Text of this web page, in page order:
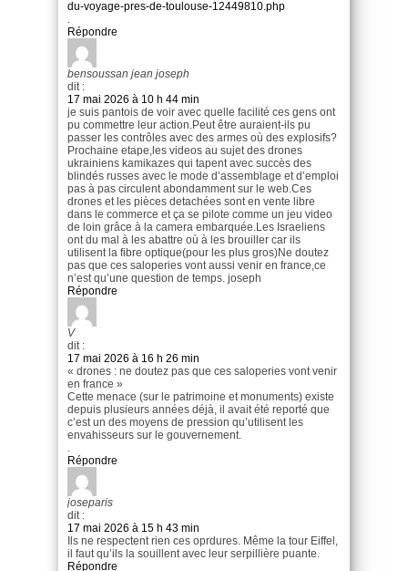
du-voyage-pres-de-toulouse-12449810.php
.
Répondre
bensoussan jean joseph
dit :
17 mai 2026 à 10 h 44 min
je suis pantois de voir avec quelle facilité ces gens ont
pu commettre leur action.Peut être auraient-ils pu
passer les contrôles avec des armes où des explosifs?
Prochaine etape,les videos au sujet des drones
ukrainiens kamikazes qui tapent avec succès des
blindés russes avec le mode d’assemblage et d’emploi
pas à pas circulent abondamment sur le web.Ces
drones et les pièces detachées sont en vente libre
dans le commerce et ça se pilote comme un jeu video
de loin grâce à la camera embarquée.Les Israeliens
ont du mal à les abattre où à les brouiller car ils
utilisent la fibre optique(pour les plus gros)Ne doutez
pas que ces saloperies vont aussi venir en france,ce
n’est qu’une question de temps. joseph
Répondre
V
dit :
17 mai 2026 à 16 h 26 min
« drones : ne doutez pas que ces saloperies vont venir
en france »
Cette menace (sur le patrimoine et monuments) existe
depuis plusieurs années déjà, il avait été reporté que
c’est un des moyens de pression qu’utilisent les
envahisseurs sur le gouvernement.
.
Répondre
joseparis
dit :
17 mai 2026 à 15 h 43 min
Ils ne respectent rien ces oprdures. Même la tour Eiffel,
il faut qu’ils la souillent avec leur serpillière puante.
Répondre